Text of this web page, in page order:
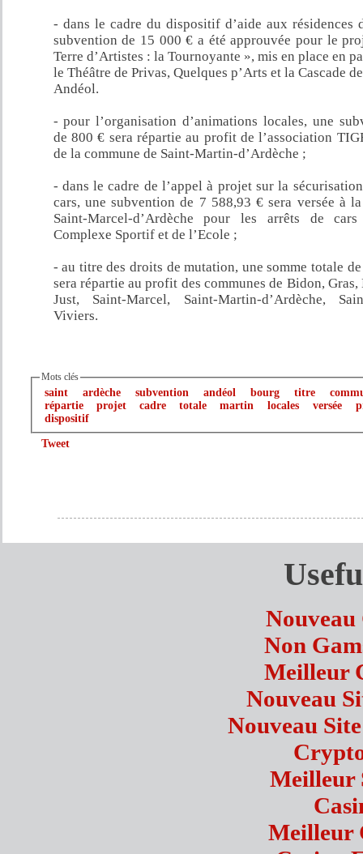
- dans le cadre du dispositif d’aide aux résidences
subvention de 15 000 € a été approuvée pour le
Terre d’Artistes : la Tournoyante », mis en place en
le Théâtre de Privas, Quelques p’Arts et la Cascade
Andéol.
- pour l’organisation d’animations locales, une
de 800 € sera répartie au profit de l’association
de la commune de Saint-Martin-d’Ardèche ;
- dans le cadre de l’appel à projet sur la
cars, une subvention de 7 588,93 € sera versée à
Saint-Marcel-d’Ardèche pour les arrêts de
Complexe Sportif et de l’Ecole ;
- au titre des droits de mutation, une somme totale
sera répartie au profit des communes de Bidon, Gras,
Just, Saint-Marcel, Saint-Martin-d’Ardèche,
Viviers.
Mots clés
saint ardèche subvention andéol bourg titre
répartie
projet cadre totale martin locales versée
dispositif
Tweet
Nouveau
Non
Meilleur
Nouveau
Nouveau
Meilleur
Meilleur